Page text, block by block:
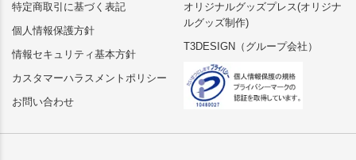
特定商取引に基づく表記
個人情報保護方針
情報セキュリティ基本方針
カスタマーハラスメントポリシー
お問い合わせ
オリジナルグッズプレス(オリジナ
ルグッズ制作)
T3DESIGN（グループ会社）